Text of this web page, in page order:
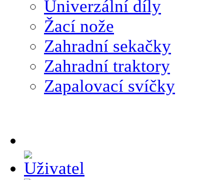
Univerzální díly
Žací nože
Zahradní sekačky
Zahradní traktory
Zapalovací svíčky